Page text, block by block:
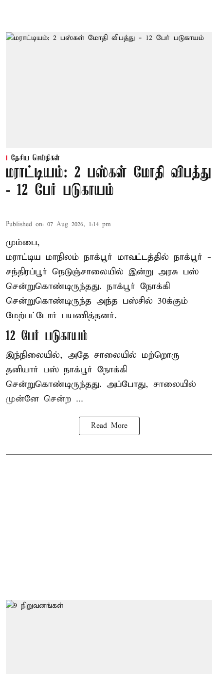
தேசிய செய்திகள்
மராட்டியம்: 2 பஸ்கள் மோதி விபத்து
- 12 பேர் படுகாயம்
Published on: 07 Aug 2026, 1:14 pm
மும்பை,
மராட்டிய மாநிலம் நாக்பூர் மாவட்டத்தில் நாக்பூர் -
சந்திரப்பூர் நெடுஞ்சாலையில் இன்று அரசு பஸ்
சென்றுகொண்டிருந்தது. நாக்பூர் நோக்கி
சென்றுகொண்டிருந்த அந்த பஸ்சில் 30க்கும்
மேற்பட்டோர் பயணித்தனர்.
12 பேர் படுகாயம்
இந்நிலையில், அதே சாலையில் மற்றொரு
தனியார் பஸ் நாக்பூர் நோக்கி
சென்றுகொண்டிருந்தது. அப்போது, சாலையில்
முன்னே சென்ற ...
Read More